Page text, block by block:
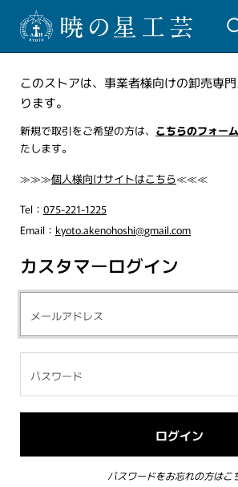
このストアは、事業者様向けの卸売専
ります。
新規で取引をご希望の方は、 こちらのフォー
たします。
≫≫≫個人様向けサイトはこちら≪≪≪
Tel： 075-221-1225
Email： kyoto.akenohoshi@gmail.com
カスタマーログイン
パスワードをお忘れの方はこ